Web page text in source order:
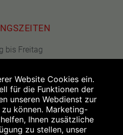
bis Freitag
21:00 Uhr
18:00 Uhr
Website Cookies ein.
für die Funktionen der
unseren Webdienst zur
können. Marketing-
Ihnen zusätzliche
zu stellen, unser